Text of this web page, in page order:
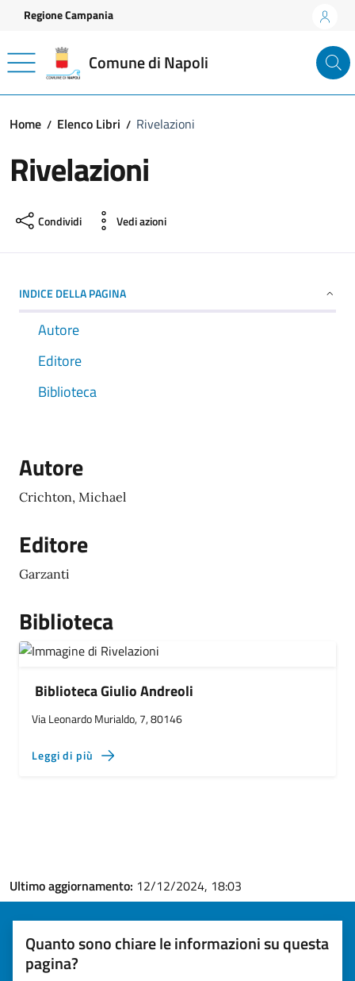
Vai ai contenuti
Vai al footer
Regione Campania
Comune di Napoli
Home Elenco Libri Rivelazioni
Rivelazioni
Condividi Vedi azioni
INDICE DELLA PAGINA
Autore
Editore
Biblioteca
Autore
Crichton, Michael
Editore
Garzanti
Biblioteca
Biblioteca Giulio Andreoli
Via Leonardo Murialdo, 7, 80146
Leggi di più
Ultimo aggiornamento: 12/12/2024, 18:03
Quanto sono chiare le informazioni su questa
pagina?